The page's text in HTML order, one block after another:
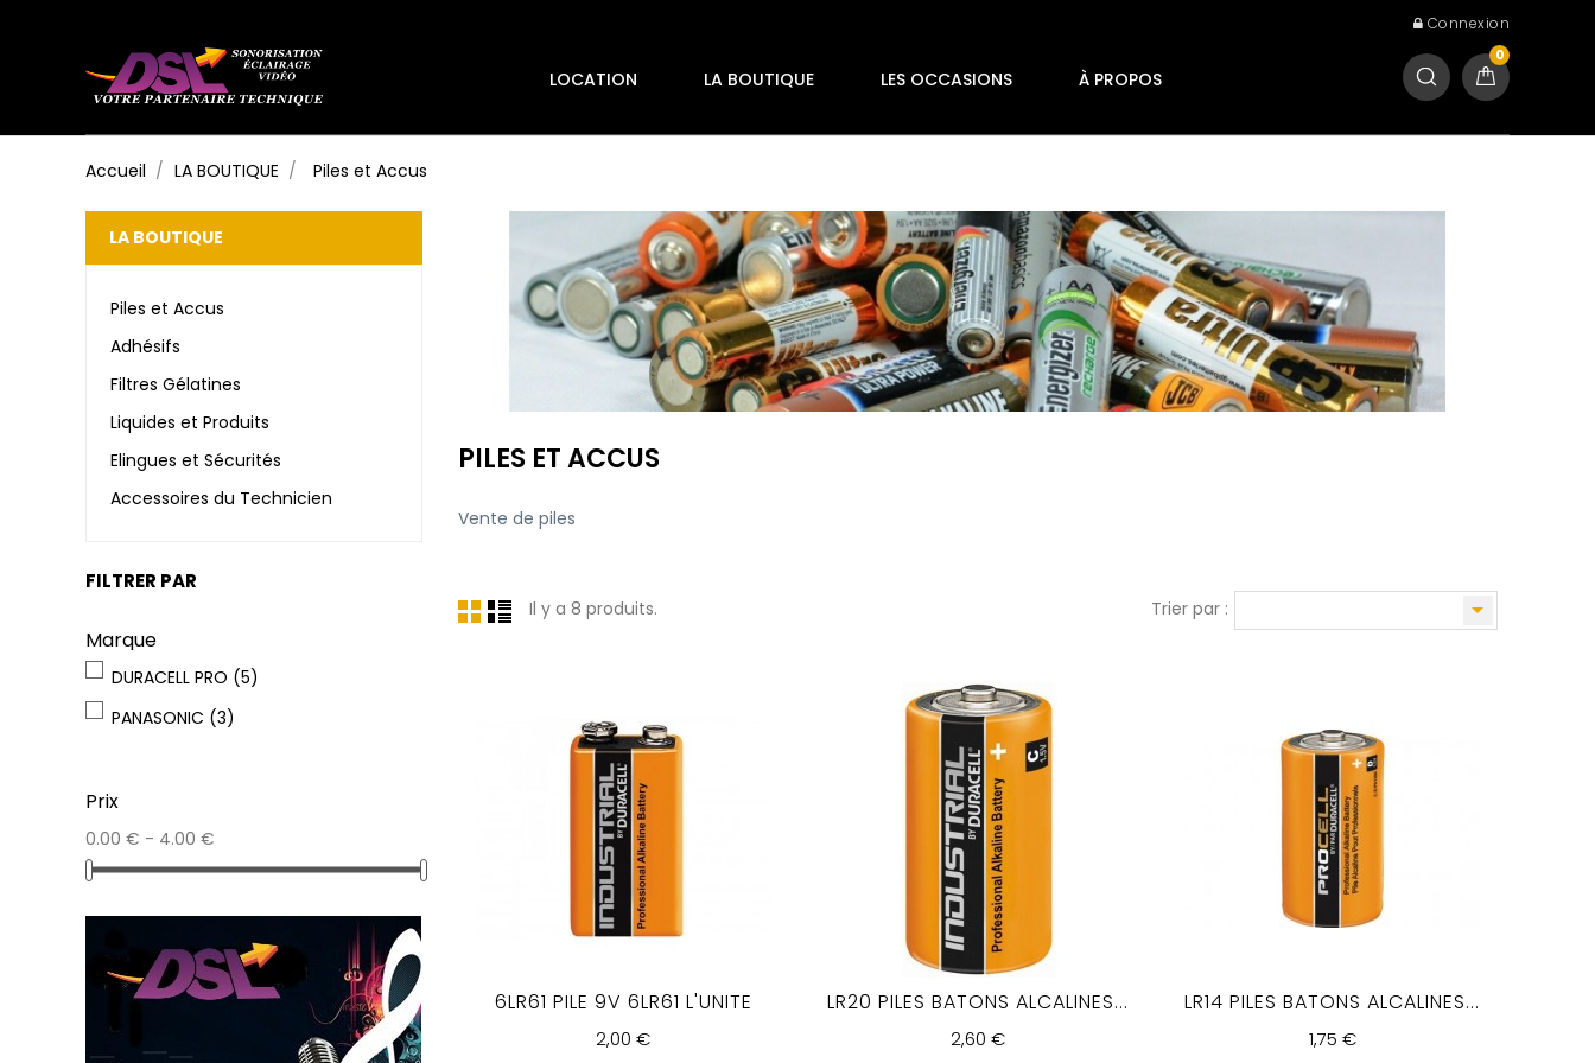
Connexion
0
LOCATION LA BOUTIQUE LES OCCASIONS À PROPOS
Accueil LA BOUTIQUE Piles et Accus
PILES ET ACCUS
Vente de piles
Il y a 8 produits. 
Trier par :
6LR61 PILE 9V 6LR61 L'UNITE
2,00 €
LR20 PILES BATONS ALCALINES...
2,60 €
LR14 PILES BATONS ALCALINES...
1,75 €
LA BOUTIQUE
Piles et Accus
Adhésifs
Filtres Gélatines
Liquides et Produits
Elingues et Sécurités
Accessoires du Technicien
FILTRER PAR
Marque
DURACELL PRO (5)
PANASONIC (3)
Prix
0.00 € - 4.00 €